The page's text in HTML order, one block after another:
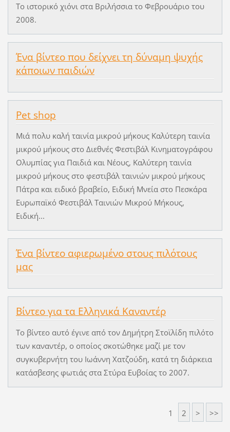
Το ιστορικό χιόνι στα Βριλήσσια το Φεβρουάριο του
2008.
Ένα βίντεο που δείχνει τη δύναμη ψυχής
κάποιων παιδιών
Pet shop
Μιά πολυ καλή ταινία μικρού μήκους Καλύτερη ταινία
μικρού μήκους στο Διεθνές Φεστιβάλ Κινηματογράφου
Ολυμπίας για Παιδιά και Νέους, Καλύτερη ταινία
μικρού μήκους στο φεστιβάλ ταινιών μικρού μήκους
Πάτρα και ειδικό βραβείο, Ειδική Μνεία στο Πεσκάρα
Ευρωπαϊκό Φεστιβάλ Ταινιών Μικρού Μήκους,
Ειδική...
Ένα βίντεο αφιερωμένο στους πιλότους
μας
Βίντεο για τα Ελληνικά Καναντέρ
Το βίντεο αυτό έγινε από τον Δημήτρη Στοϊλίδη πιλότο
των καναντέρ, ο οποίος σκοτώθηκε μαζί με τον
συγκυβερνήτη του Ιωάννη Χατζούδη, κατά τη διάρκεια
κατάσβεσης φωτιάς στα Στύρα Ευβοίας το 2007.
1 2 > >>